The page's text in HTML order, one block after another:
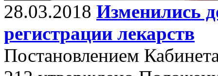
28.03.2018 Изменились
регистрации лекарств
Постановлением